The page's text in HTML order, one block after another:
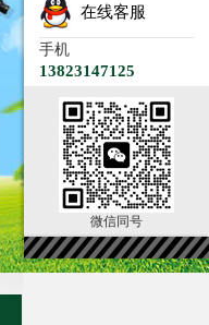
在线客服
手机
13823147125
微信同号